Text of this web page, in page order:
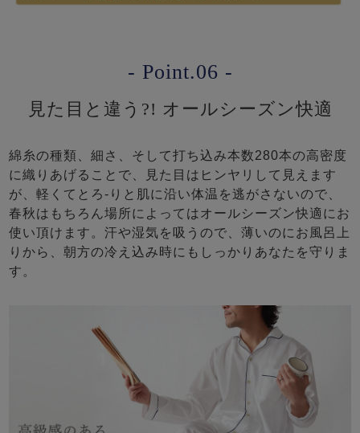
- Point.06 -
見た目と違う?! オールシーズン快適
綿糸の種類、細さ、そして打ち込み本数280本の高密度
に織りあげることで、見た目はヒンヤリして見えます
が、軽くてとろ-りと肌に沿い体温を逃がさないので、
春秋はもちろん場所によってはオールシーズン快適にお
使い頂けます。汗や湿気を吸うので、薄いのにお風呂上
りから、朝方の冷え込み時にもしっかりあなたを守りま
す。